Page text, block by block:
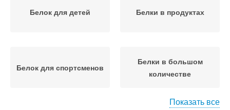
Белок для детей Белки в продуктах
Белок для спортсменов
Белки в большом
количестве
Показать все